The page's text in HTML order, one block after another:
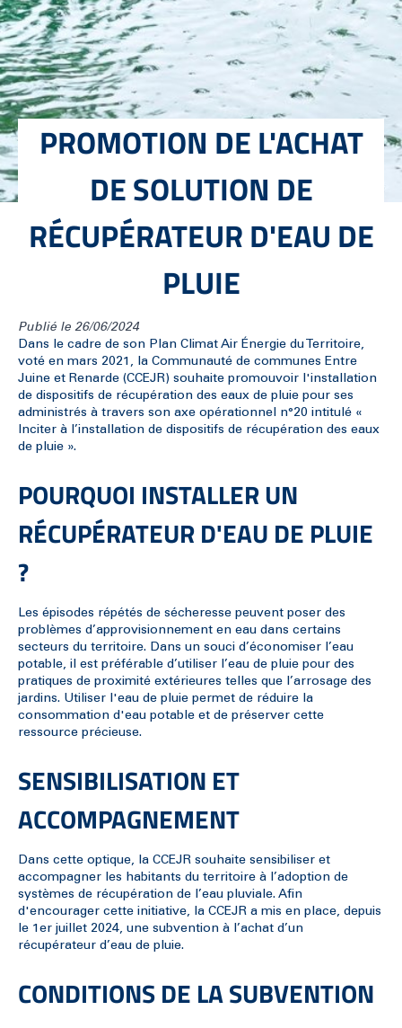
PROMOTION DE L'ACHAT
DE SOLUTION DE
RÉCUPÉRATEUR D'EAU DE
PLUIE
Publié le 26/06/2024
Dans le cadre de son Plan Climat Air Énergie du Territoire,
voté en mars 2021, la Communauté de communes Entre
Juine et Renarde (CCEJR) souhaite promouvoir l'installation
de dispositifs de récupération des eaux de pluie pour ses
administrés à travers son axe opérationnel n°20 intitulé «
Inciter à l’installation de dispositifs de récupération des eaux
de pluie ».
POURQUOI INSTALLER UN
RÉCUPÉRATEUR D'EAU DE PLUIE
?
Les épisodes répétés de sécheresse peuvent poser des
problèmes d’approvisionnement en eau dans certains
secteurs du territoire. Dans un souci d’économiser l’eau
potable, il est préférable d’utiliser l’eau de pluie pour des
pratiques de proximité extérieures telles que l’arrosage des
jardins. Utiliser l'eau de pluie permet de réduire la
consommation d'eau potable et de préserver cette
ressource précieuse.
SENSIBILISATION ET
ACCOMPAGNEMENT
Dans cette optique, la CCEJR souhaite sensibiliser et
accompagner les habitants du territoire à l’adoption de
systèmes de récupération de l’eau pluviale. Afin
d'encourager cette initiative, la CCEJR a mis en place, depuis
le 1er juillet 2024, une subvention à l’achat d’un
récupérateur d’eau de pluie.
CONDITIONS DE LA SUBVENTION